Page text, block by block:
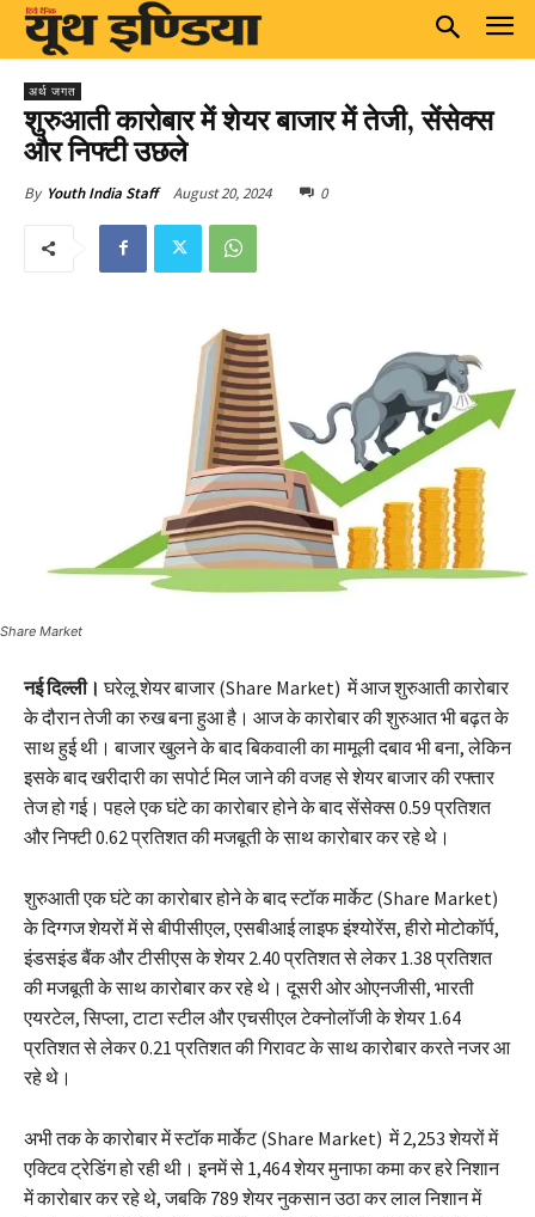
अर्थ जगत
शुरुआती कारोबार में शेयर बाजार में तेजी, सेंसेक्स
और निफ्टी उछले
By Youth India Staff August 20, 2024 0
Share Market
नई दिल्ली। घरेलू शेयर बाजार (Share Market) में आज शुरुआती कारोबार
के दौरान तेजी का रुख बना हुआ है। आज के कारोबार की शुरुआत भी बढ़त के
साथ हुई थी। बाजार खुलने के बाद बिकवाली का मामूली दबाव भी बना, लेकिन
इसके बाद खरीदारी का सपोर्ट मिल जाने की वजह से शेयर बाजार की रफ्तार
तेज हो गई। पहले एक घंटे का कारोबार होने के बाद सेंसेक्स 0.59 प्रतिशत
और निफ्टी 0.62 प्रतिशत की मजबूती के साथ कारोबार कर रहे थे।
शुरुआती एक घंटे का कारोबार होने के बाद स्टॉक मार्केट (Share Market)
के दिग्गज शेयरों में से बीपीसीएल, एसबीआई लाइफ इंश्योरेंस, हीरो मोटोकॉर्प,
इंडसइंड बैंक और टीसीएस के शेयर 2.40 प्रतिशत से लेकर 1.38 प्रतिशत
की मजबूती के साथ कारोबार कर रहे थे। दूसरी ओर ओएनजीसी, भारती
एयरटेल, सिप्ला, टाटा स्टील और एचसीएल टेक्नोलॉजी के शेयर 1.64
प्रतिशत से लेकर 0.21 प्रतिशत की गिरावट के साथ कारोबार करते नजर आ
रहे थे।
अभी तक के कारोबार में स्टॉक मार्केट (Share Market) में 2,253 शेयरों में
एक्टिव ट्रेडिंग हो रही थी। इनमें से 1,464 शेयर मुनाफा कमा कर हरे निशान
में कारोबार कर रहे थे, जबकि 789 शेयर नुकसान उठा कर लाल निशान में